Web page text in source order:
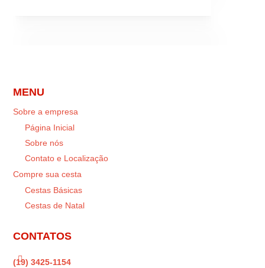
MENU
Sobre a empresa
Página Inicial
Sobre nós
Contato e Localização
Compre sua cesta
Cestas Básicas
Cestas de Natal
CONTATOS

(19) 3425-1154